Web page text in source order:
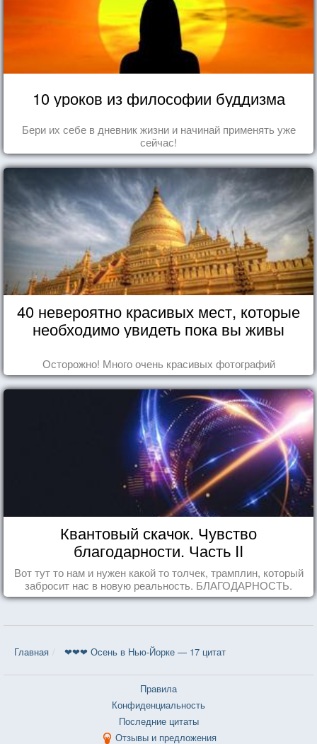
10 уроков из философии буддизма
Бери их себе в дневник жизни и начинай применять уже
сейчас!
40 невероятно красивых мест, которые
необходимо увидеть пока вы живы
Осторожно! Много очень красивых фотографий
Квантовый скачок. Чувство
благодарности. Часть II
Вот тут то нам и нужен какой то толчек, трамплин, который
забросит нас в новую реальность. БЛАГОДАРНОСТЬ.
Главная ❤❤❤ Осень в Нью-Йорке — 17 цитат
Правила
Конфиденциальность
Последние цитаты
Отзывы и предложения